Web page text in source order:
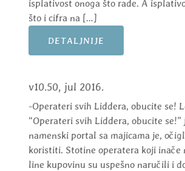
isplativost onoga što rade. A
što i cifra na […]
DETALJNIJE
v10.50, jul 2016.
-Operateri svih Liddera, obucite se!
“Operateri svih Liddera, obucite se!”
namenski portal sa majicama je,
koristiti. Stotine operatera koji inače
line kupovinu su uspešno naručili i